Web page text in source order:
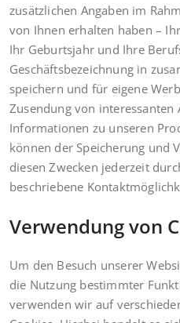
zusätzlichen Angaben im
von Ihnen erhalten haben –
Ihr Geburtsjahr und Ihre
Geschäftsbezeichnung in
speichern und für eigene
Zusendung von interessanten
Informationen zu unseren
können der Speicherung und
diesen Zwecken jederzeit
beschriebene
Verwendung von
Um den Besuch unserer
die Nutzung bestimmter
verwenden wir auf